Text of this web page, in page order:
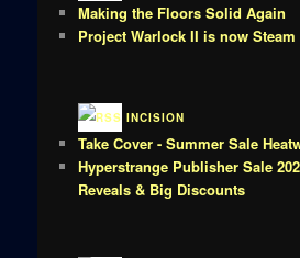
Making the Floors Solid Again
Project Warlock II is now Steam
INCISION
Take Cover - Summer Sale
Hyperstrange Publisher Sale
Reveals & Big Discounts